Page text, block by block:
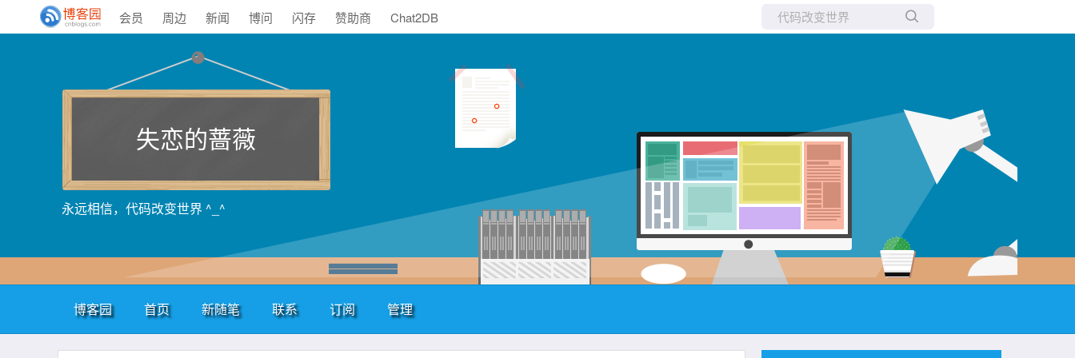
会员 周边 新闻 博问 闪存 赞助商 Chat2DB
失恋的蔷薇
永远相信，代码改变世界 ^_^
博客园 首页 新随笔 联系 订阅 管理